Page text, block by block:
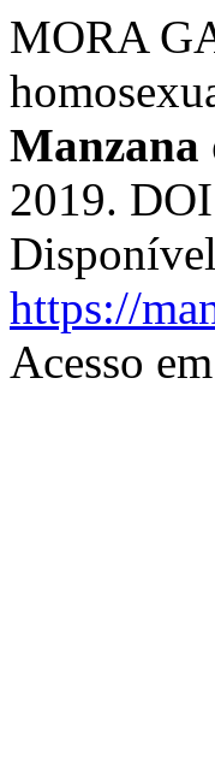
MORA
Manzana
2019.
https://
Acesso